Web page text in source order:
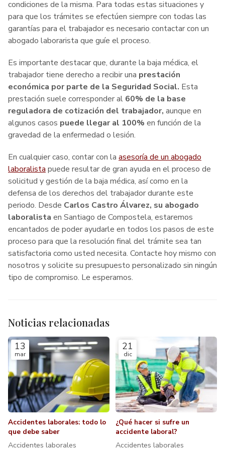
condiciones de la misma. Para todas estas situaciones y
para que los trámites se efectúen siempre con todas las
garantías para el trabajador es necesario contactar con un
abogado laborarista que guíe el proceso.
Es importante destacar que, durante la baja médica, el
trabajador tiene derecho a recibir una prestación
económica por parte de la Seguridad Social. Esta
prestación suele corresponder al 60% de la base
reguladora de cotización del trabajador, aunque en
algunos casos puede llegar al 100% en función de la
gravedad de la enfermedad o lesión.
En cualquier caso, contar con la asesoría de un abogado
laboralista puede resultar de gran ayuda en el proceso de
solicitud y gestión de la baja médica, así como en la
defensa de los derechos del trabajador durante este
periodo. Desde Carlos Castro Álvarez, su abogado
laboralista en Santiago de Compostela, estaremos
encantados de poder ayudarle en todos los pasos de este
proceso para que la resolución final del trámite sea tan
satisfactoria como usted necesita. Contacte hoy mismo con
nosotros y solicite su presupuesto personalizado sin ningún
tipo de compromiso. Le esperamos.
Noticias relacionadas
13
mar
Accidentes laborales: todo lo
que debe saber
Accidentes laborales
21
dic
¿Qué hacer si sufre un
accidente laboral?
Accidentes laborales